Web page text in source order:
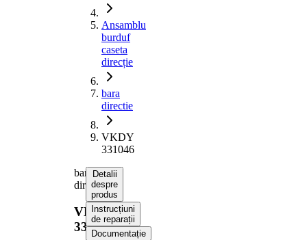
Ansamblu
burduf
caseta
direcție
bara
directie
VKDY
331046
bara
directie
VKDY
331046
Detalii
despre
produs
Instrucțiuni
de reparații
Documentație